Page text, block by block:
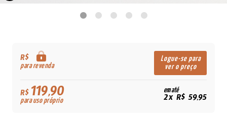
R$
para revenda
Logue-se para
ver o preço
R$119,90
para uso próprio
em até
2x R$ 59,95